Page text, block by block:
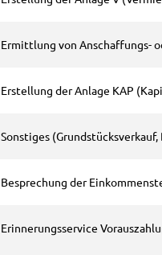
Ermittlung von Anschaffungs-
Erstellung der Anlage KAP
Sonstiges
Besprechung der
Erinnerungsservice